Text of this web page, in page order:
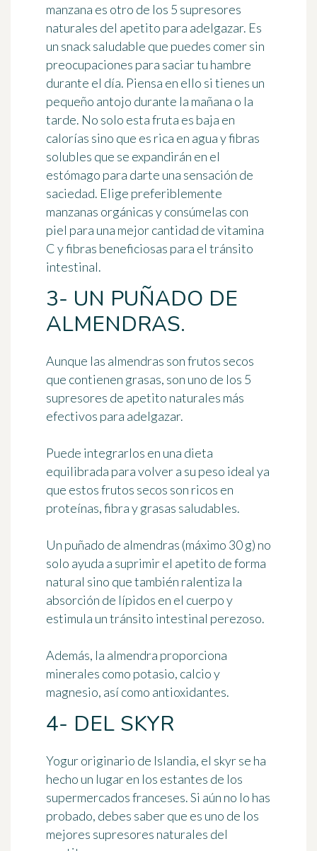
manzana es otro de los 5 supresores
naturales del apetito para adelgazar. Es
un snack saludable que puedes comer sin
preocupaciones para saciar tu hambre
durante el día. Piensa en ello si tienes un
pequeño antojo durante la mañana o la
tarde. No solo esta fruta es baja en
calorías sino que es rica en agua y fibras
solubles que se expandirán en el
estómago para darte una sensación de
saciedad. Elige preferiblemente
manzanas orgánicas y consúmelas con
piel para una mejor cantidad de vitamina
C y fibras beneficiosas para el tránsito
intestinal.
3- UN PUÑADO DE
ALMENDRAS.
Aunque las almendras son frutos secos
que contienen grasas, son uno de los 5
supresores de apetito naturales más
efectivos para adelgazar.
Puede integrarlos en una dieta
equilibrada para volver a su peso ideal ya
que estos frutos secos son ricos en
proteínas, fibra y grasas saludables.
Un puñado de almendras (máximo 30 g) no
solo ayuda a suprimir el apetito de forma
natural sino que también ralentiza la
absorción de lípidos en el cuerpo y
estimula un tránsito intestinal perezoso.
Además, la almendra proporciona
minerales como potasio, calcio y
magnesio, así como antioxidantes.
4- DEL SKYR
Yogur originario de Islandia, el skyrse ha
hecho un lugar en los estantes de los
supermercados franceses. Si aún no lo has
probado, debes saber que es uno de los
mejores supresores naturales del